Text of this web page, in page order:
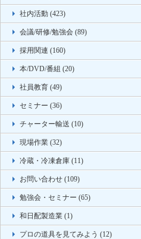
社内活動 (423)
会議/研修/勉強会 (89)
採用関連 (160)
本/DVD/番組 (20)
社員教育 (49)
セミナー (36)
チャーター輸送 (10)
現場作業 (32)
冷蔵・冷凍倉庫 (11)
お問い合わせ (109)
勉強会・セミナー (65)
和日配製造業 (1)
プロの道具を見てみよう (12)